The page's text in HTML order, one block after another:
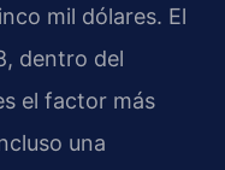
mil dólares. El
dentro del
el factor más
una